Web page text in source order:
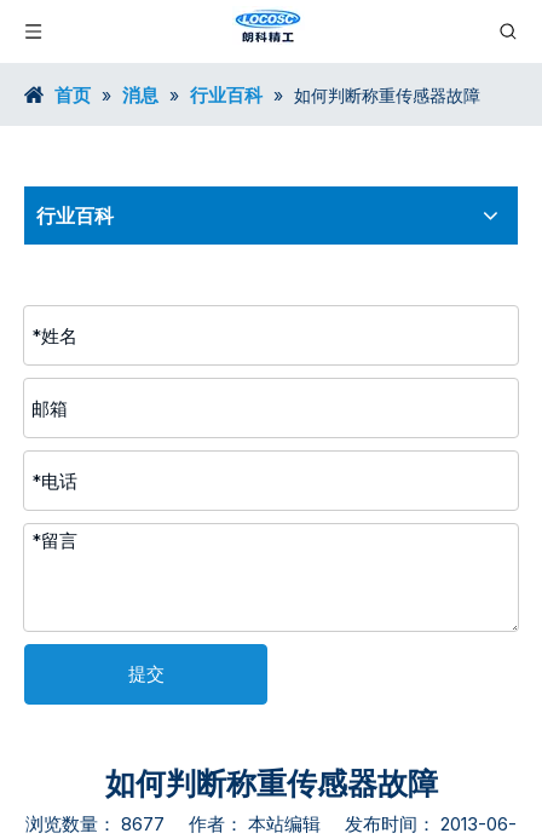
首页 » 消息 » 行业百科 » 如何判断称重传感器故障
行业百科
提交
如何判断称重传感器故障
浏览数量： 8677 作者： 本站编辑 发布时间： 2013-06-